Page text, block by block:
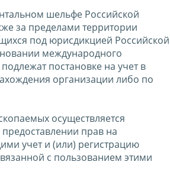
шельфе Российской
за пределами территории
под юрисдикцией Российской
международного
постановке на учет в
организации либо по
осуществляется
прав на
учет и (или) регистрацию
с пользованием этими